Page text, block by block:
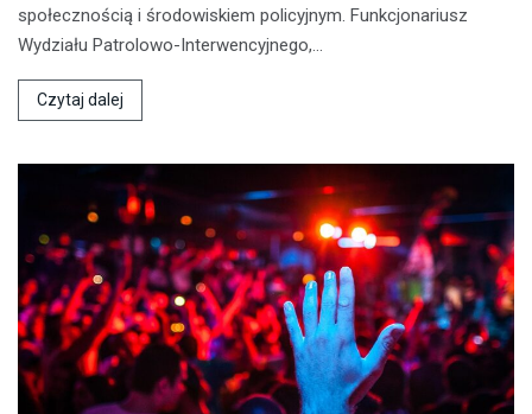
społecznością i środowiskiem policyjnym. Funkcjonariusz
Wydziału Patrolowo-Interwencyjnego,…
Czytaj dalej